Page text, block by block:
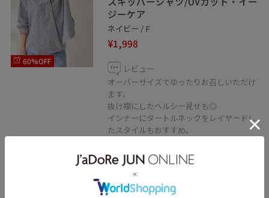
60%OFF
ジーケア
ネイビー / F
¥1,998
レビュー
オーバーサイズでゆったりお召しいただけ
ます。
抜け襟にしたヘルシー見せも◎
インナーにタートルネックをレイヤードし
たスタイルもおすすめ。
す。